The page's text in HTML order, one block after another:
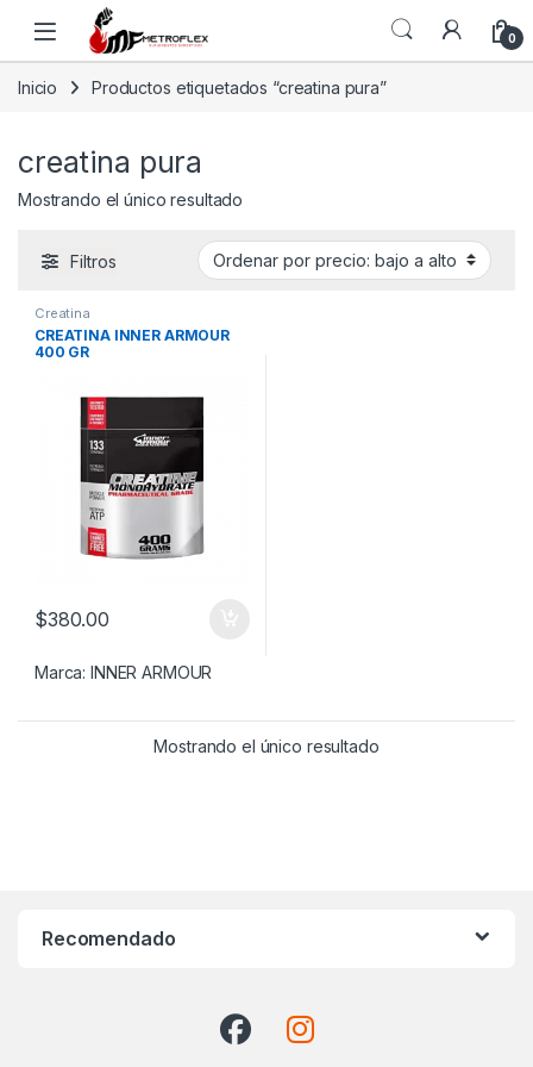
Saltar a la navegación
Saltar al contenido
0
Inicio Productos etiquetados “creatina pura”
creatina pura
Mostrando el único resultado
Filtros
Creatina
CREATINA INNER ARMOUR
400 GR
$380.00
Marca:INNER ARMOUR
Mostrando el único resultado
Recomendado